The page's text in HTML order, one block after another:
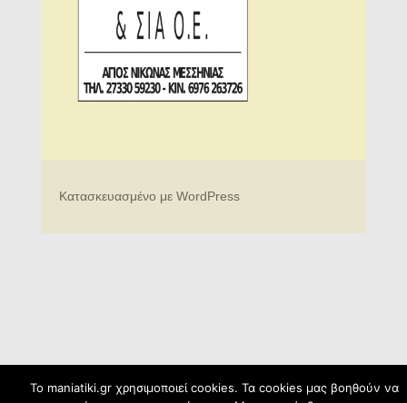
Κατασκευασμένο με WordPress
To maniatiki.gr χρησιμοποιεί cookies. Τα cookies μας βοηθούν να